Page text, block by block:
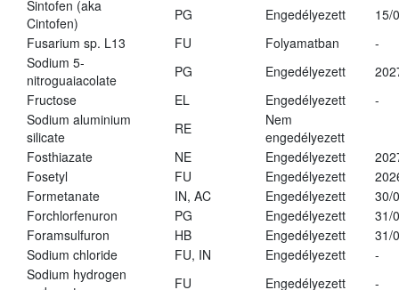
Sintofen (aka
Cintofen)
PG Engedélyezett
15/
Fusarium sp. L13
FU Folyamatban
-
Sodium 5-
nitroguaiacolate
PG Engedélyezett
Fructose
EL Engedélyezett
-
Sodium aluminium
silicate
RE
Nem
engedélyezett
Fosthiazate
NE Engedélyezett
Fosetyl
FU Engedélyezett
Formetanate
IN, AC Engedélyezett
30/
Forchlorfenuron
PG Engedélyezett
31/
Foramsulfuron
HB Engedélyezett
31/
Sodium chloride
FU, IN Engedélyezett
-
Sodium hydrogen
FU Engedélyezett
-